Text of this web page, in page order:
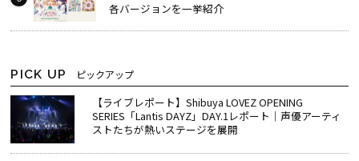
各バージョンを一挙紹介
PICK UP ピックアップ
【ライブレポート】Shibuya LOVEZ OPENING
SERIES「Lantis DAYZ」DAY.1レポート｜声優アーティ
ストたちが熱いステージを展開